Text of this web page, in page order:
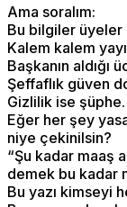
Ama soralım:
Bu bilgiler üyeler
Kalem kalem
Başkanın aldığı
Şeffaflık güven
Gizlilik ise şüphe.
Eğer her şey
niye çekinilsin?
“Şu kadar maaş
demek bu kadar
Bu yazı kimseyi